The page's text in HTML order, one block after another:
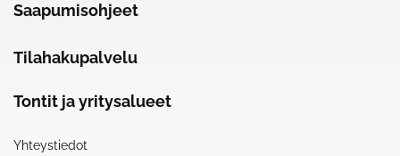
Saapumisohjeet
Tilahakupalvelu
Tontit ja yritysalueet
Yhteystiedot